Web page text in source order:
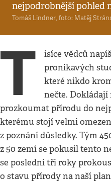
nejpodrobnější pohled
Tomáš Lindner, foto: Matěj
T
isíce vědců
pronikavých
které nikdo
nečte.
prozkoumat přírodu do
kterému stojí velmi
z poznání důsledky. Tým
z 50 zemí se pokusil tento
se poslední tři roky
o stavu přírody na naší